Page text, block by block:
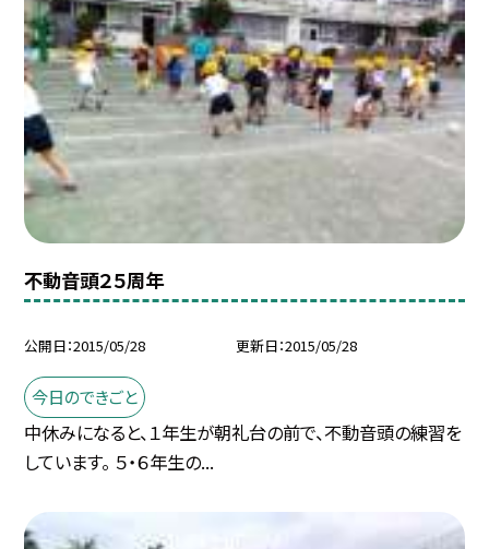
不動音頭２５周年
公開日 2015/05/28 更新日 2015/05/28
今日のできごと
中休みになると、１年生が朝礼台の前で、不動音頭の練習を
しています。 ５・６年生の...